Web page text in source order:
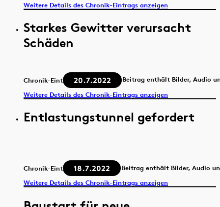
Weitere Details des Chronik-Eintrags anzeigen
Starkes Gewitter verursacht
Schäden
Chronik-Eintrag 20.7.2022
Beitrag enthält Bilder, Audio
Weitere Details des Chronik-Eintrags anzeigen
Entlastungstunnel gefordert
Chronik-Eintrag 18.7.2022
Beitrag enthält Bilder, Audio
Weitere Details des Chronik-Eintrags anzeigen